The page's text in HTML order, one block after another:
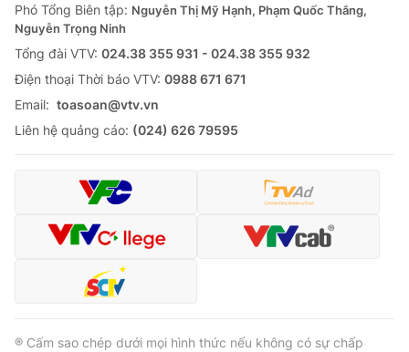
Phó Tổng Biên tập: Nguyễn Thị Mỹ Hạnh, Phạm Quốc Thắng,
Nguyễn Trọng Ninh
Tổng đài VTV: 024.38 355 931 - 024.38 355 932
Ðiện thoại Thời báo VTV: 0988 671 671
Email: toasoan@vtv.vn
Liên hệ quảng cáo: (024) 626 79595
® Cấm sao chép dưới mọi hình thức nếu không có sự chấp